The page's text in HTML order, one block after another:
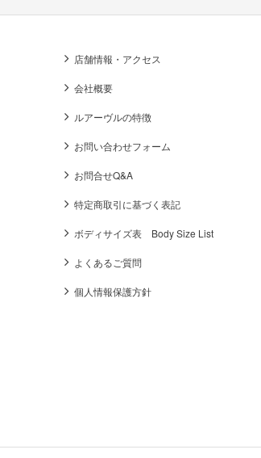
店舗情報・アクセス
会社概要
ルアーヴルの特徴
お問い合わせフォーム
お問合せQ&A
特定商取引に基づく表記
ボディサイズ表 Body Size List
よくあるご質問
個人情報保護方針